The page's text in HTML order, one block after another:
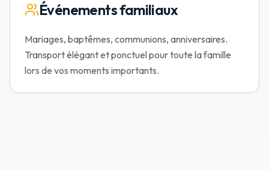
Événements familiaux
Mariages, baptêmes, communions, anniversaires.
Transport élégant et ponctuel pour toute la famille
lors de vos moments importants.